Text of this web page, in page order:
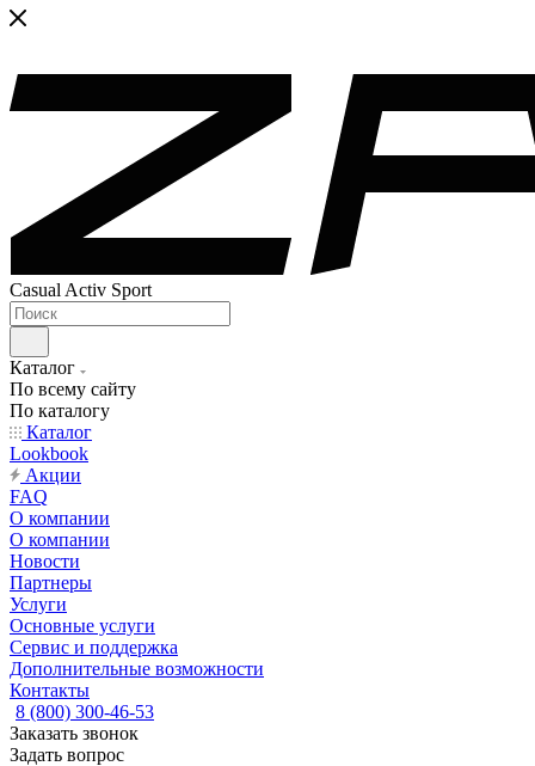
Casual Activ Sport
Каталог
По всему сайту
По каталогу
Каталог
Lookbook
Акции
FAQ
О компании
О компании
Новости
Партнеры
Услуги
Основные услуги
Сервис и поддержка
Дополнительные возможности
Контакты
8 (800) 300-46-53
Заказать звонок
Задать вопрос